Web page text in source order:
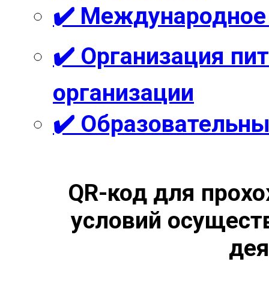
✔️ Международное
✔️ Организация
организации
✔️
QR-код для
условий